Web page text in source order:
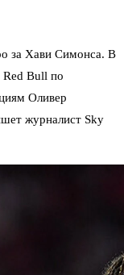
за Хави Симонса. В
Red Bull по
Оливер
журналист Sky